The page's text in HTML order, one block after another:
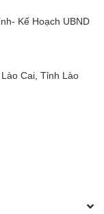
Kế Hoạch UBND
Cai, Tỉnh Lào